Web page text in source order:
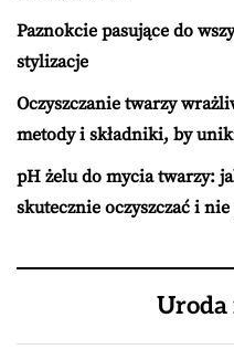
Paznokcie pasujące do
stylizacje
Oczyszczanie twarzy
metody i składniki, by
pH żelu do mycia twarzy:
skutecznie oczyszczać i